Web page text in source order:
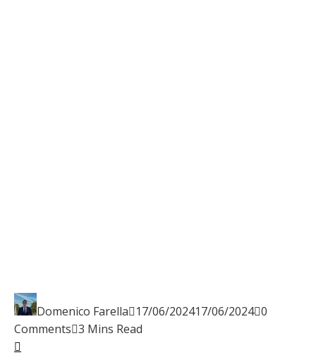
Domenico Farella 17/06/202417/06/2024 0
Comments 3 Mins Read
Facebook
Twitter
LinkedIn
Pinterest